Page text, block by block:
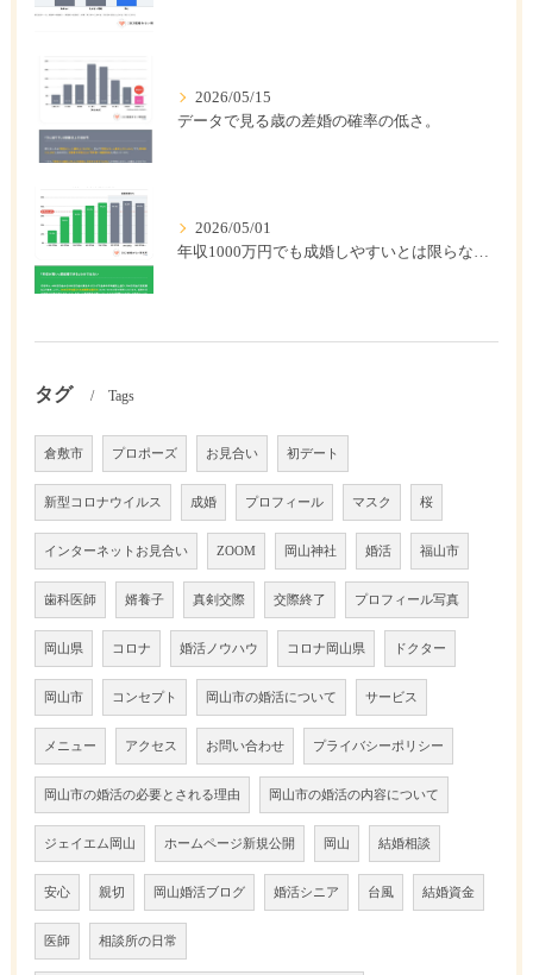
2026/05/15
データで見る歳の差婚の確率の低さ。
2026/05/01
年収1000万円でも成婚しやすいとは限らない? 「年収帯別の成婚率」のリアル
タグ Tags
倉敷市 プロポーズ お見合い 初デート
新型コロナウイルス 成婚 プロフィール マスク 桜
インターネットお見合い ZOOM 岡山神社 婚活 福山市
歯科医師 婿養子 真剣交際 交際終了 プロフィール写真
岡山県 コロナ 婚活ノウハウ コロナ岡山県 ドクター
岡山市 コンセプト 岡山市の婚活について サービス
メニュー アクセス お問い合わせ プライバシーポリシー
岡山市の婚活の必要とされる理由 岡山市の婚活の内容について
ジェイエム岡山 ホームページ新規公開 岡山 結婚相談
安心 親切 岡山婚活ブログ 婚活シニア 台風 結婚資金
医師 相談所の日常